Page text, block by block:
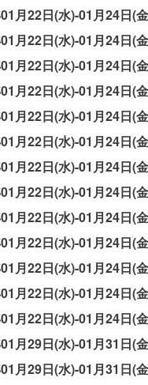
月22日(水)-01月24日(
月22日(水)-01月24日(
月22日(水)-01月24日(
月22日(水)-01月24日(
月22日(水)-01月24日(
月22日(水)-01月24日(
月22日(水)-01月24日(
月22日(水)-01月24日(
月22日(水)-01月24日(
月22日(水)-01月24日(
月22日(水)-01月24日(
月22日(水)-01月24日(
月22日(水)-01月24日(
月29日(水)-01月31日(
月29日(水)-01月31日(